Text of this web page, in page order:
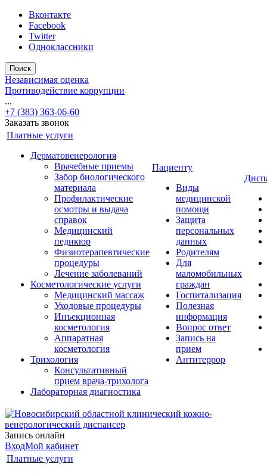
Вконтакте
Facebook
Twitter
Одноклассники
Поиск
Независимая оценка
Противодействие коррупции
...
+7 (383) 363-06-60
Заказать звонок
Платные услуги
Дерматовенерология
Врачебные приемы
Забор биологического
материала
Профилактические
осмотры и выдача
справок
Медицинский
педикюр
Физиотерапевтические
процедуры
Лечение заболеваний
Косметологические услуги
Медицинский массаж
Уходовые процедуры
Инъекционная
косметология
Аппаратная
косметология
Трихология
Консультативный
прием врача-трихолога
Лабораторная диагностика
Пациенту
Виды
медицинской
помощи
Защита
персональных
данных
Родителям
Для
маломобильных
граждан
Госпитализация
Полезная
информация
Вопрос ответ
Запись на
прием
Антитеррор
Запись онлайн
ВходМой кабинет
Платные услуги